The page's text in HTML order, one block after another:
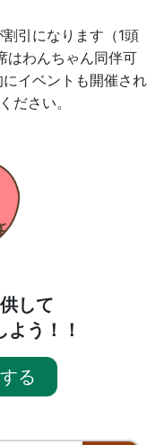
引になります（1頭
わんちゃん同伴可
イベントも開催され
ださい。
して
う！！
る